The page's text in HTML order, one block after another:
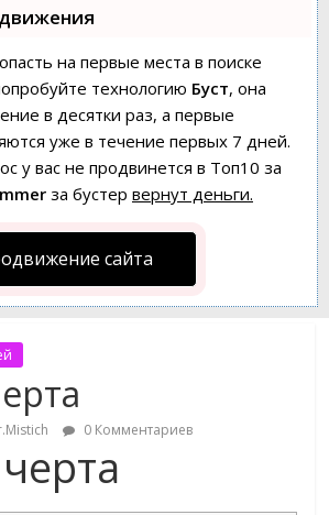
на первые места в поиске
технологию Буст, она
в десятки раз, а первые
уже в течение первых 7 дней.
у вас не продвинется в Топ10 за
за бустер вернут деньги.
сайта
0 Комментариев